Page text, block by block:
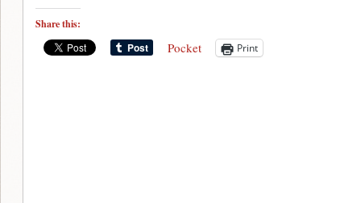
Share this:
Pocket Print